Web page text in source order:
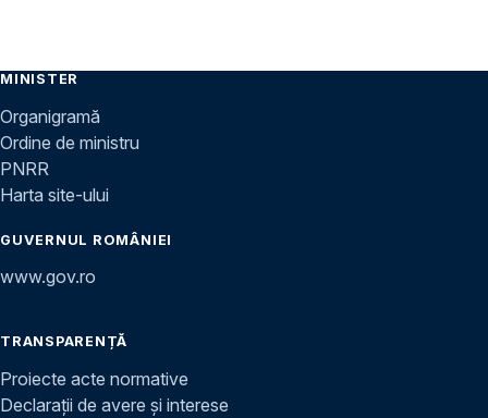
MINISTER
Organigramă
Ordine de ministru
PNRR
Harta site-ului
GUVERNUL ROMÂNIEI
www.gov.ro
TRANSPARENȚĂ
Proiecte acte normative
Declarații de avere și interese